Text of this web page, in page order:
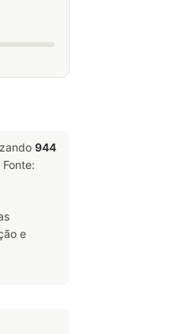
944
e